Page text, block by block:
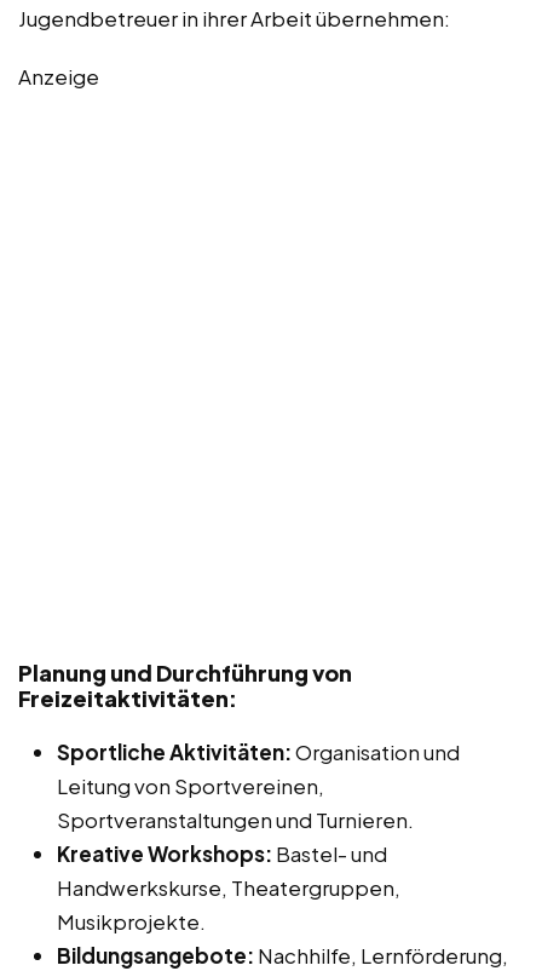
Jugendbetreuer in ihrer Arbeit übernehmen:
Anzeige
Planung und Durchführung von
Freizeitaktivitäten:
Sportliche Aktivitäten:Organisation und
Leitung von Sportvereinen,
Sportveranstaltungen und Turnieren.
Kreative Workshops: Bastel- und
Handwerkskurse, Theatergruppen,
Musikprojekte.
Bildungsangebote: Nachhilfe, Lernförderung,